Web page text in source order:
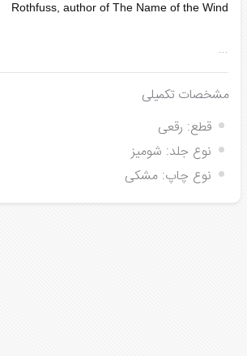
Rothfuss, author of The Name of the Wind
...
مشخصات تکمیلی
قطع: رقعی
نوع جلد: شومیز
نوع چاپ: مشکی